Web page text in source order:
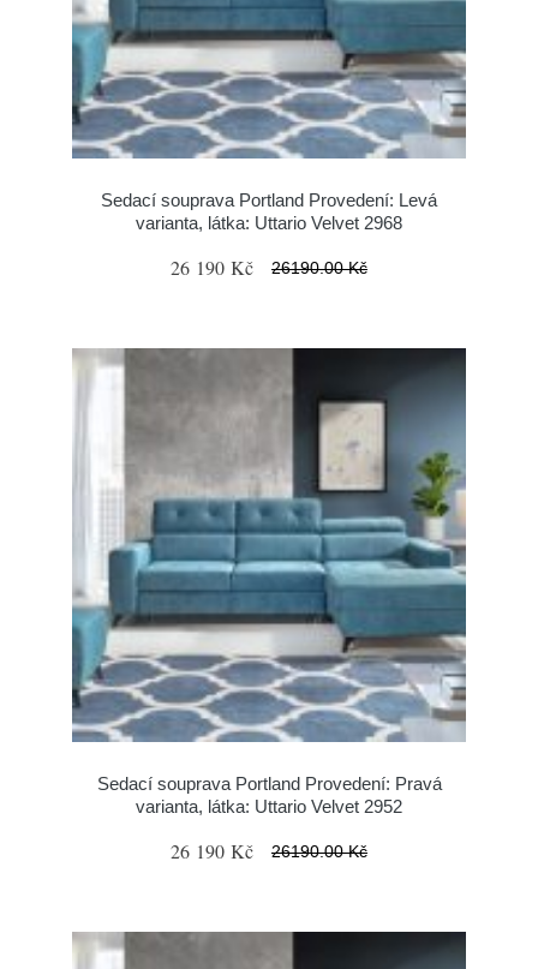
Sedací souprava Portland Provedení: Levá
varianta, látka: Uttario Velvet 2968
26 190 Kč 26190.00 Kč
Sedací souprava Portland Provedení: Pravá
varianta, látka: Uttario Velvet 2952
26 190 Kč 26190.00 Kč